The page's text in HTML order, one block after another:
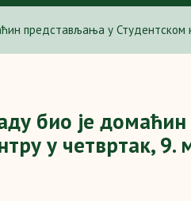
представљања у Студентском
био је домаћин
у четвртак, 9.